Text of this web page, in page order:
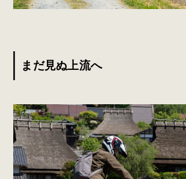
まだ見ぬ上流へ